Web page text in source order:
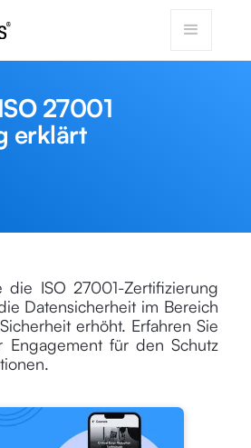
27001
erklärt
die ISO 27001-Zertifizierung
Datensicherheit im Bereich
erhöht. Erfahren Sie
Engagement für den Schutz